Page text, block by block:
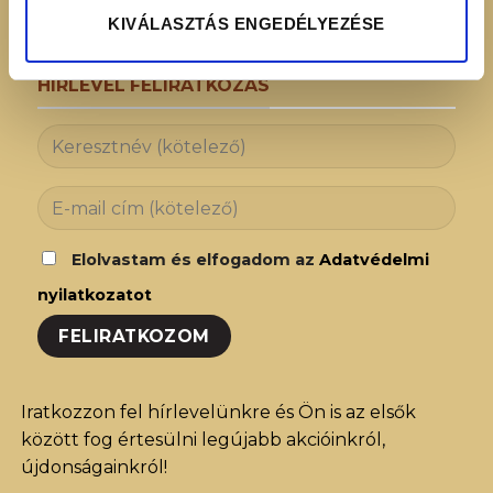
KIVÁLASZTÁS ENGEDÉLYEZÉSE
HÍRLEVÉL FELIRATKOZÁS
Elolvastam és elfogadom az Adatvédelmi
nyilatkozatot
Iratkozzon fel hírlevelünkre és Ön is az elsők
között fog értesülni legújabb akcióinkról,
újdonságainkról!